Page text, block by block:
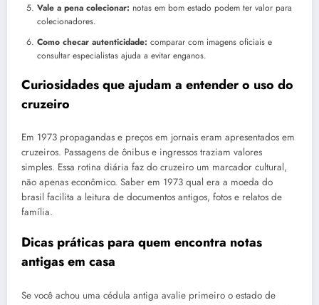
Vale a pena colecionar: notas em bom estado podem ter valor para
colecionadores.
Como checar autenticidade: comparar com imagens oficiais e
consultar especialistas ajuda a evitar enganos.
Curiosidades que ajudam a entender o uso do
cruzeiro
Em 1973 propagandas e preços em jornais eram apresentados em
cruzeiros. Passagens de ônibus e ingressos traziam valores
simples. Essa rotina diária faz do cruzeiro um marcador cultural,
não apenas econômico. Saber em 1973 qual era a moeda do
brasil facilita a leitura de documentos antigos, fotos e relatos de
família.
Dicas práticas para quem encontra notas
antigas em casa
Se você achou uma cédula antiga avalie primeiro o estado de